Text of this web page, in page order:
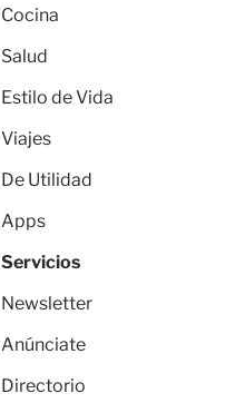
Cocina
Salud
Estilo de Vida
Viajes
De Utilidad
Apps
Servicios
Newsletter
Anúnciate
Directorio